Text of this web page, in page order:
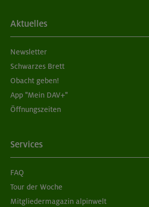
Aktuelles
Newsletter
Schwarzes Brett
Obacht geben!
App "Mein DAV+"
Öffnungszeiten
Services
FAQ
Tour der Woche
Mitgliedermagazin alpinwelt